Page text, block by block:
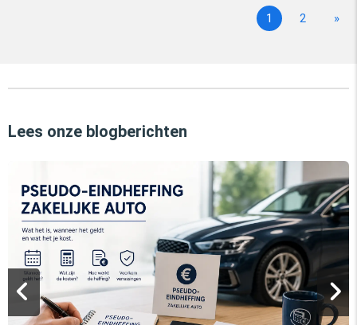
1 2 »
Lees onze blogberichten